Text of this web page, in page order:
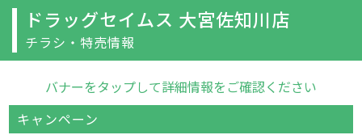
ドラッグセイムス 大宮佐知川店
チラシ・特売情報
バナーをタップして詳細情報をご確認ください
キャンペーン